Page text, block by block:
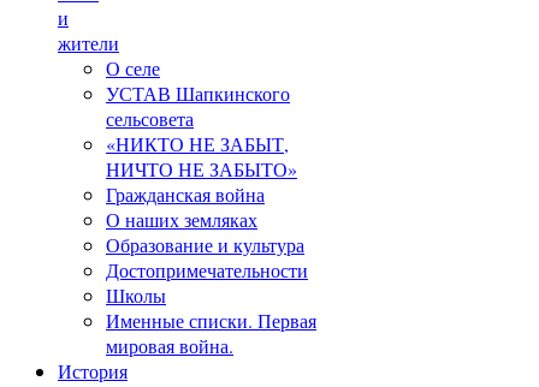
и
жители
О селе
УСТАВ Шапкинского
сельсовета
«НИКТО НЕ ЗАБЫТ,
НИЧТО НЕ ЗАБЫТО»
Гражданская война
О наших земляках
Образование и культура
Достопримечательности
Школы
Именные списки. Первая
мировая война.
История